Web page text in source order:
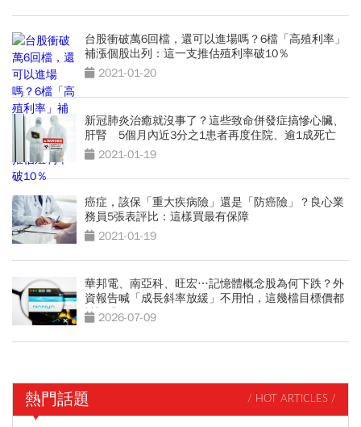
台股衝破萬6回檔，還可以進場嗎？6檔「高殖利率」
補漲個股出列：這一支推估殖利率破10％
2021-01-20
新冠肺炎治癒就沒事了？這些致命併發症搞慘心臟、
肝腎 5個月內近3分之1患者再度住院、逾1成死亡
2021-01-19
癌症，該保「重大疾病險」還是「防癌險」？良心業
務員5張表評比：這樣買最有保障
2021-01-19
華邦電、南亞科、旺宏…記憶體概念股為何下跌？外
資報告喊「成長斜率放緩」不用怕，這幾檔目標價都
被調升
2026-07-09
熱門話題 / HOT ARTICLES /